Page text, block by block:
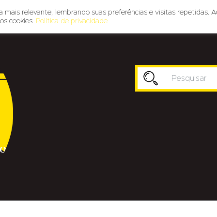
mais relevante, lembrando suas preferências e visitas repetidas.
cookies. Política de privacidade